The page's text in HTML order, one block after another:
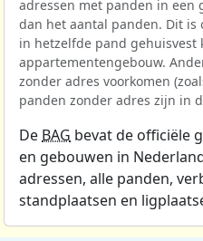
adressen met panden in
dan het aantal panden. Dit is
in hetzelfde pand gehuisvest
appartementengebouw.
zonder adres voorkomen
panden zonder adres zijn in
De BAG bevat de officiële
en gebouwen in
adressen, alle panden,
standplaatsen en